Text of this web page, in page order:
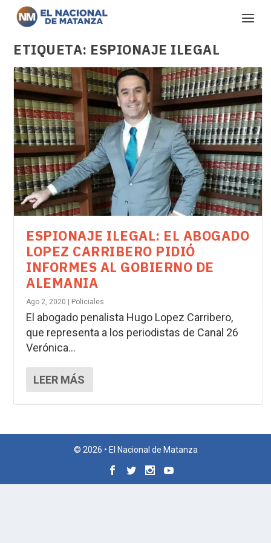
ETIQUETA: ESPIONAJE ILEGAL
ESPIONAJE ILEGAL: EL ABOGADO
LOPEZ CARRIBERO PIDIÓ
INFORMES AL GOBIERNO DE
ALEMANIA
Ago 2, 2020 Policiales
El abogado penalista Hugo Lopez Carribero,
que representa a los periodistas de Canal 26
Verónica...
LEER MÁS
© 2026 • El Nacional de Matanza